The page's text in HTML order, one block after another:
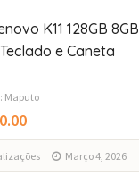
K11 128GB 8GB
e Caneta
Maputo
Março 4, 2026